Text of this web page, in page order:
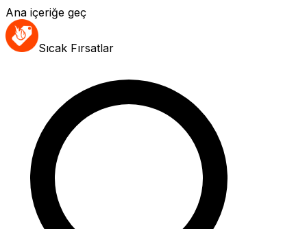
Ana içeriğe geç
Sıcak Fırsatlar